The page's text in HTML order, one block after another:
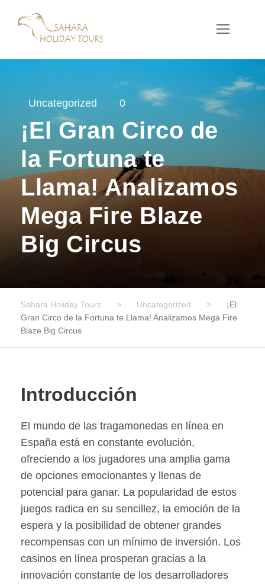
Uncategorized 0
¡El Gran Circo de
la Fortuna te
Llama! Analizamos
Mega Fire Blaze
Big Circus
Sahara Holiday Tours > Uncategorized >
¡El
Gran Circo de la Fortuna te Llama! Analizamos Mega Fire
Blaze Big Circus
Introducción
El mundo de las tragamonedas en línea en
España está en constante evolución,
ofreciendo a los jugadores una amplia gama
de opciones emocionantes y llenas de
potencial para ganar. La popularidad de estos
juegos radica en su sencillez, la emoción de la
espera y la posibilidad de obtener grandes
recompensas con un mínimo de inversión. Los
casinos en línea prosperan gracias a la
innovación constante de los desarrolladores